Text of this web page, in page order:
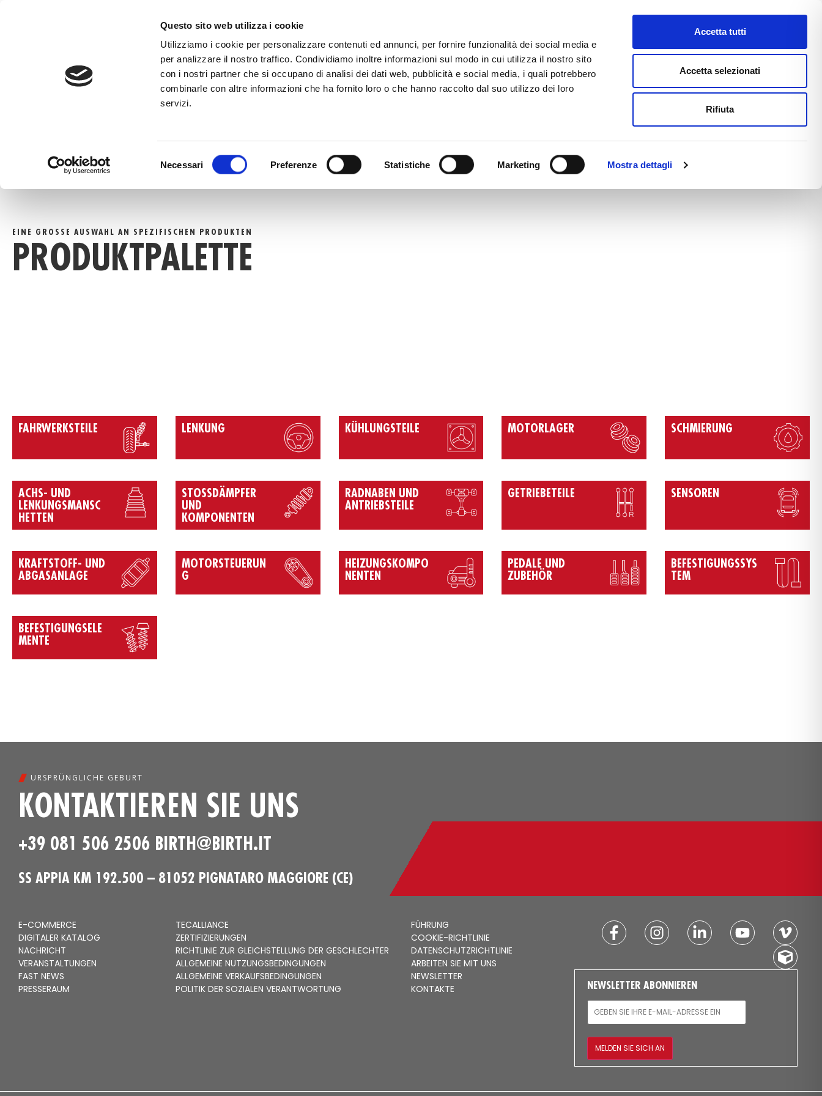
Questo sito web utilizza i cookie
Utilizziamo i cookie per personalizzare contenuti ed annunci, per fornire funzionalità dei social media e
per analizzare il nostro traffico. Condividiamo inoltre informazioni sul modo in cui utilizza il nostro sito
con i nostri partner che si occupano di analisi dei dati web, pubblicità e social media, i quali potrebbero
combinarle con altre informazioni che ha fornito loro o che hanno raccolto dal suo utilizzo dei loro
servizi.
del
Necessari Preferenze Statistiche Marketing Mostra dettagli
Accetta tutti
Accetta selezionati
Rifiuta
DIGITALER KATALOG TECALLIANCE E-COMMERCE FAST NEWS
EINE GROSSE AUSWAHL AN SPEZIFISCHEN PRODUKTEN
PRODUKTPALETTE
FAHRWERKSTEILE LENKUNG KÜHLUNGSTEILE MOTORLAGER SCHMIERUNG
ACHS- UND
LENKUNGSMANSC
HETTEN
STOSSDÄMPFER U
ND K
OMPONENTEN
RADNABEN UND
ANTRIEBSTEILE
GETRIEBETEILE SENSOREN
KRAFTSTOFF- UND
ABGASANLAGE
MOTORSTEUERUN
G
HEIZUNGSKOMPO
NENTEN
PEDALE UND
ZUBEHÖR
BEFESTIGUNGSSYS
TEM
BEFESTIGUNGSELE
MENTE
URSPRÜNGLICHE GEBURT
KONTAKTIEREN SIE UNS
+39 081 506 2506 BIRTH@BIRTH.IT
SS APPIA KM 192.500 – 81052 PIGNATARO MAGGIORE (CE)
E-COMMERCE
DIGITALER KATALOG
NACHRICHT
VERANSTALTUNGEN
FAST NEWS
PRESSERAUM
TECALLIANCE
ZERTIFIZIERUNGEN
RICHTLINIE ZUR GLEICHSTELLUNG DER GESCHLECHTER
ALLGEMEINE NUTZUNGSBEDINGUNGEN
ALLGEMEINE VERKAUFSBEDINGUNGEN
POLITIK DER SOZIALEN VERANTWORTUNG
FÜHRUNG
COOKIE-RICHTLINIE
DATENSCHUTZRICHTLINIE
ARBEITEN SIE MIT UNS
NEWSLETTER
KONTAKTE
NEWSLETTER ABONNIEREN
E-MAIL
MELDEN SIE SICH AN